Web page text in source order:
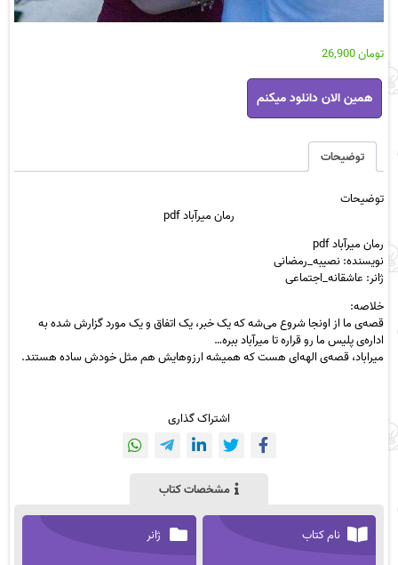
تومان26,900
رمان
میرآباد
pdf
همین الان دانلود میکنم
توضیحات
توضیحات
رمان میرآباد pdf
رمان میرآباد pdf
نویسنده: نصیبه_رمضانی
ژانر: عاشقانه_اجتماعی
خلاصه:
قصه‌ی ما از اونجا شروع می‌شه که یک خبر، یک اتفاق و یک مورد گزارش شده به
اداره‌ی پلیس ما رو قراره تا میرآباد ببره…
میراباد، قصه‌ی الهه‌ای هست که همیشه ارزوهایش هم مثل خودش ساده هستند.
اشتراک گذاری
مشخصات کتاب
نام کتاب ژانر